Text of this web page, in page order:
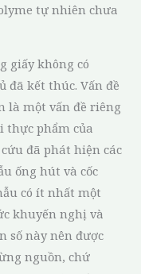
tự nhiên chưa
giấy không có
kết thúc. Vấn đề
là một vấn đề riêng
thực phẩm của
đã phát hiện các
ống hút và cốc
có ít nhất một
khuyến nghị và
số này nên được
nguồn, chứ